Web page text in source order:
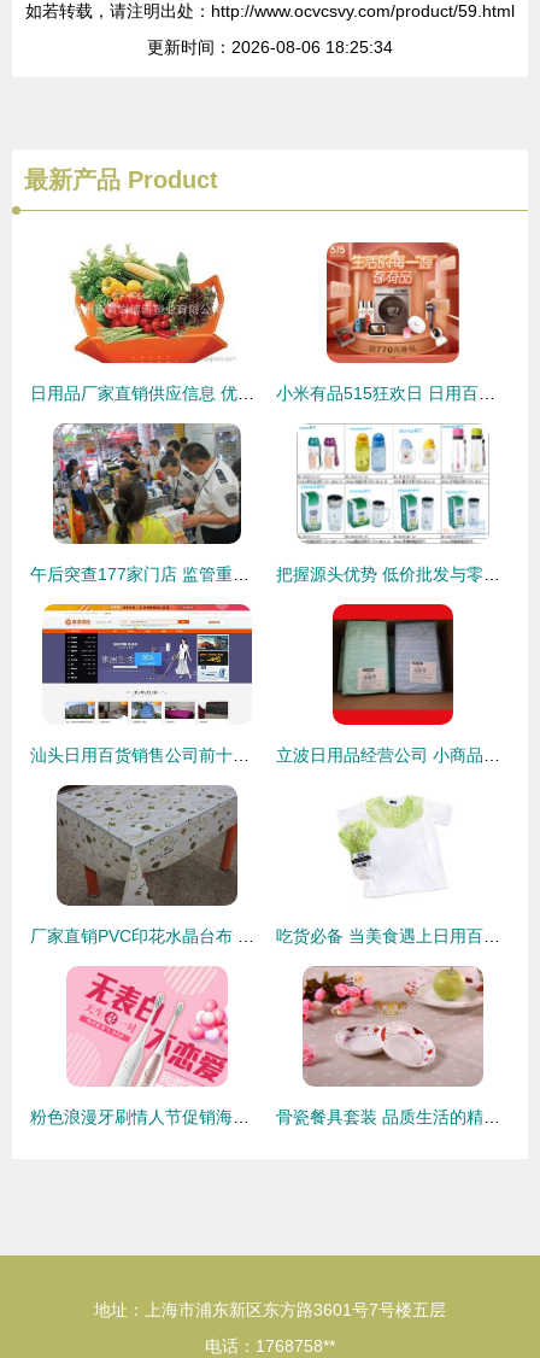
如若转载，请注明出处：http://www.ocvcsvy.com/product/59.html
更新时间：2026-08-06 18:25:34
最新产品 Product
地址：上海市浦东新区东方路3601号7号楼五层
电话：1768758**